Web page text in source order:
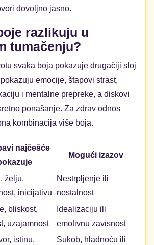
dovoljno jasno.
razlikuju u
tumačenju?
svaka boja pokazuje drugačiji sloj
emocije, štapovi strast,
i mentalne prepreke, a diskovi
ponašanje. Za zdrav odnos
kombinacija više boja.
najčešće
Mogući izazov
želju,
inicijativu
Nestrpljenje ili
nestalnost
bliskost,
uzajamnost
Idealizaciju ili
emotivnu zavisnost
istinu,
Sukob, hladnoću ili